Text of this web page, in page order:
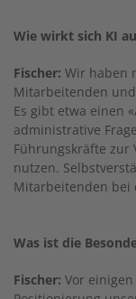
Wie wirkt sich KI
Fischer: Wir haben
Mitarbeitenden
Es gibt etwa einen
administrative
Führungskräfte zur
nutzen.
Mitarbeitenden bei
Was ist die
Fischer: Vor